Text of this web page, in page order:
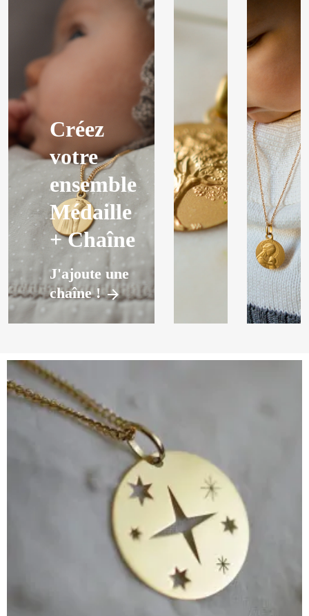
Créez
votre
ensemble
Médaille
+ Chaîne
J'ajoute une
chaîne !